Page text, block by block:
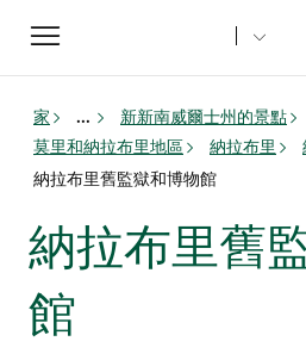
Toggle
navigation
家 ... 新新南威爾士州的景點
莫里和納拉布里地區
納拉布里
納拉布里舊監獄和博物館
納拉布里舊
館